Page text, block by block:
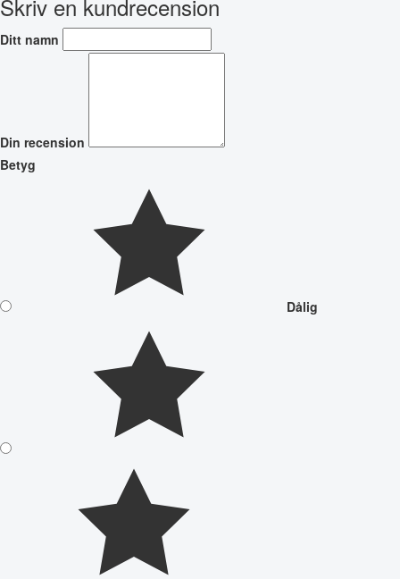
Skriv en kundrecension
Ditt namn
Din recension
Betyg
Dålig